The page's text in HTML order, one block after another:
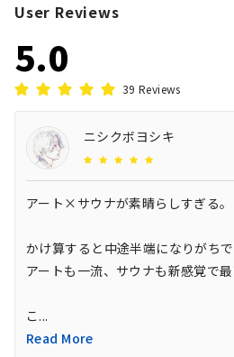
User Reviews
5.0
39 Reviews
ニシクボヨシキ
アート×サウナが素晴らしすぎる。
かけ算すると中途半端になりがちで
アートも一流、サウナも新感覚で最
こ...
Read More